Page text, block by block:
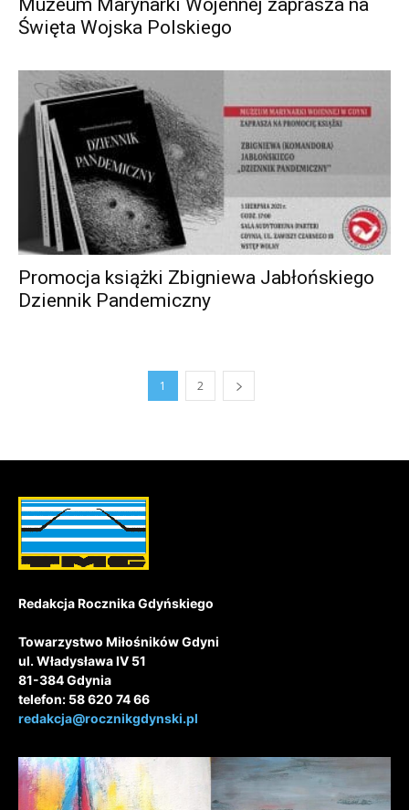
Muzeum Marynarki Wojennej zaprasza na
Święta Wojska Polskiego
Promocja książki Zbigniewa Jabłońskiego
Dziennik Pandemiczny
1 2
Redakcja Rocznika Gdyńskiego
Towarzystwo Miłośników Gdyni
ul. Władysława IV 51
81-384 Gdynia
telefon: 58 620 74 66
redakcja@rocznikgdynski.pl